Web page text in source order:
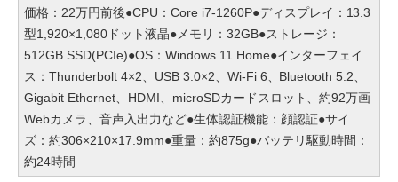
価格：22万円前後●CPU：Core i7-1260P●ディスプレイ：13.3
型1,920×1,080ドット液晶●メモリ：32GB●ストレージ：
512GB SSD(PCIe)●OS：Windows 11 Home●インターフェイ
ス：Thunderbolt 4×2、USB 3.0×2、Wi-Fi 6、Bluetooth 5.2、
Gigabit Ethernet、HDMI、microSDカードスロット、約92万画
Webカメラ、音声入出力など●生体認証機能：顔認証●サイ
ズ：約306×210×17.9mm●重量：約875g●バッテリ駆動時間：
約24時間